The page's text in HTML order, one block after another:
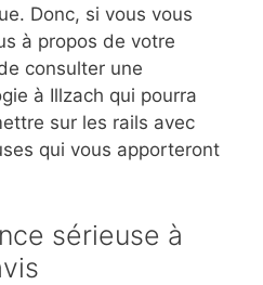
Donc, si vous vous
à propos de votre
consulter une
à Illzach qui pourra
sur les rails avec
qui vous apporteront
sérieuse à